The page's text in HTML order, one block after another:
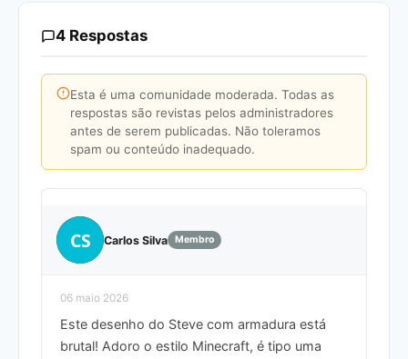
4 Respostas
Esta é uma comunidade moderada. Todas as
respostas são revistas pelos administradores
antes de serem publicadas. Não toleramos
spam ou conteúdo inadequado.
CS Carlos Silva Membro
06 maio 2026
Este desenho do Steve com armadura está
brutal! Adoro o estilo Minecraft, é tipo uma